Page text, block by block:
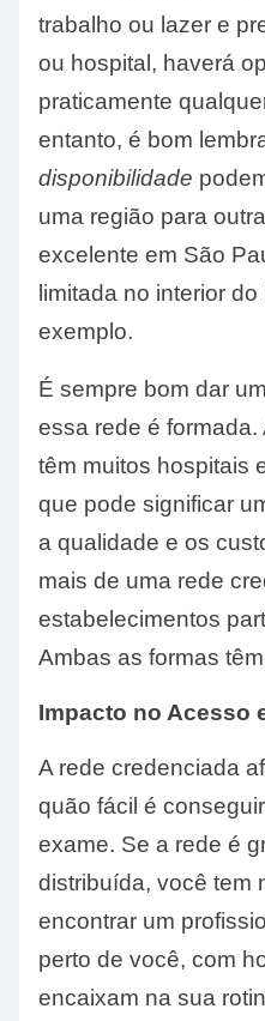
trabalho ou lazer e
ou hospital, haverá
praticamente
entanto, é bom
disponibilidade
uma região para
excelente em São
limitada no interior
exemplo.
É sempre bom dar
essa rede é
têm muitos hospitais
que pode significar
a qualidade e os
mais de uma rede
estabelecimentos
Ambas as formas
Impacto no Acesso
A rede credenciada
quão fácil é
exame. Se a rede é
distribuída, você tem
encontrar um
perto de você, com
encaixam na sua